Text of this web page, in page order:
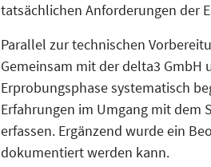
tatsächlichen Anforderungen der
Parallel zur technischen
Gemeinsam mit der delta3
Erprobungsphase systematisch
Erfahrungen im Umgang mit dem
erfassen. Ergänzend wurde ein
dokumentiert werden kann.